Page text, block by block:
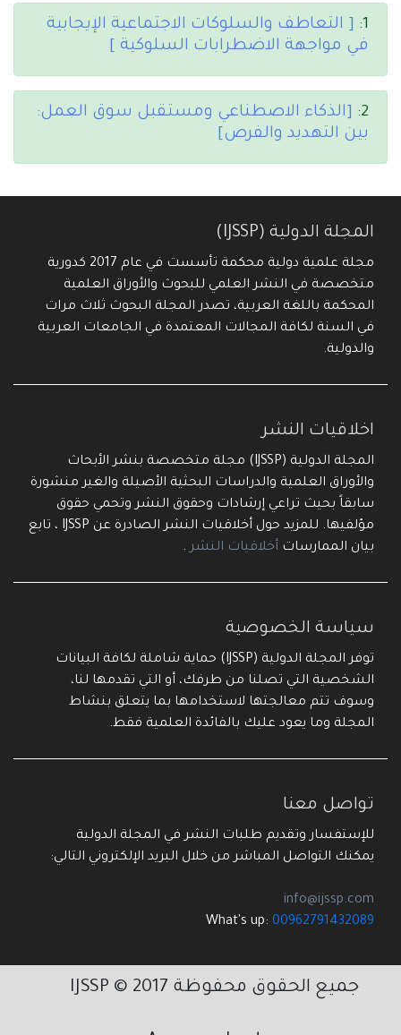
1: [ التعاطف والسلوكات الاجتماعية الإيجابية
في مواجهة الاضطرابات السلوكية ]
2:
[الذكاء الاصطناعي ومستقبل سوق العمل:
بين التهديد والفرص]
المجلة الدولية (IJSSP)
مجلة علمية دولية محكمة تأسست في عام 2017 كدورية
متخصصة في النشر العلمي للبحوث والأوراق العلمية
المحكمة باللغة العربية، تصدر المجلة البحوث ثلاث مرات
في السنة لكافة المجالات المعتمدة في الجامعات العربية
والدولية.
اخلاقيات النشر
المجلة الدولية (IJSSP) مجلة متخصصة بنشر الأبحاث
والأوراق العلمية والدراسات البحثية الأصيلة والغير منشورة
سابقاً بحيث تراعي إرشادات وحقوق النشر وتحمي حقوق
مؤلفيها. للمزيد حول أخلاقيات النشر الصادرة عن IJSSP ، تابع
بيان الممارسات أخلاقيات النشر .
سياسة الخصوصية
توفر المجلة الدولية (IJSSP) حماية شاملة لكافة البيانات
الشخصية التي تصلنا من طرفك، أو التي تقدمها لنا،
وسوف تتم معالجتها لاستخدامها بما يتعلق بنشاط
المجلة وما يعود عليك بالفائدة العلمية فقط.
تواصل معنا
للإستفسار وتقديم طلبات النشر في المجلة الدولية
يمكنك التواصل المباشر من خلال البريد الإلكتروني التالي:
info@ijssp.com
What's up: 00962791432089
جميع الحقوق محفوظة 2017 © IJSSP